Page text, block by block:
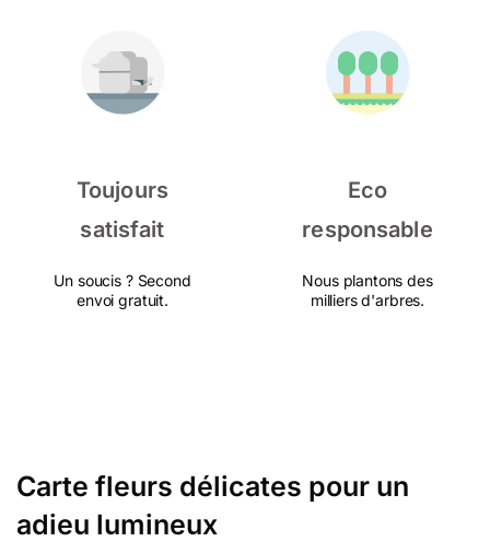
Toujours
satisfait
Un soucis ? Second
envoi gratuit.
Eco
responsable
Nous plantons des
milliers d'arbres.
Carte fleurs délicates pour un
adieu lumineux